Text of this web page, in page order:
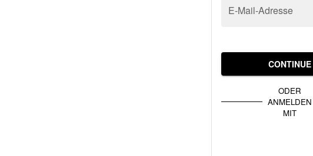
E-Mail-Adresse
CONTINUE
ODER
ANMELDEN
MIT